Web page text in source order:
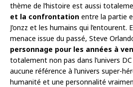
thème de l’histoire est aussi
et la confrontation entre la partie
J’onzz et les humains qui l’entourent.
menace issue du passé, Steve
personnage pour les années à
totalement non pas dans l’univers
aucune référence à l’univers super-
humanité et une personnalité